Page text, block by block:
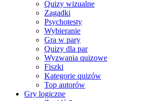
Quizy wizualne
Zagadki
Psychotesty
Wybieranie
Gra w pary
Quizy dla par
Wyzwania quizowe
Fiszki
Kategorie quizów
Top autorów
Gry logiczne